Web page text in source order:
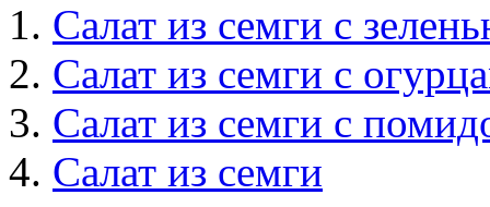
Салат из семги с
Салат из семги с
Салат из семги с
Салат из семги